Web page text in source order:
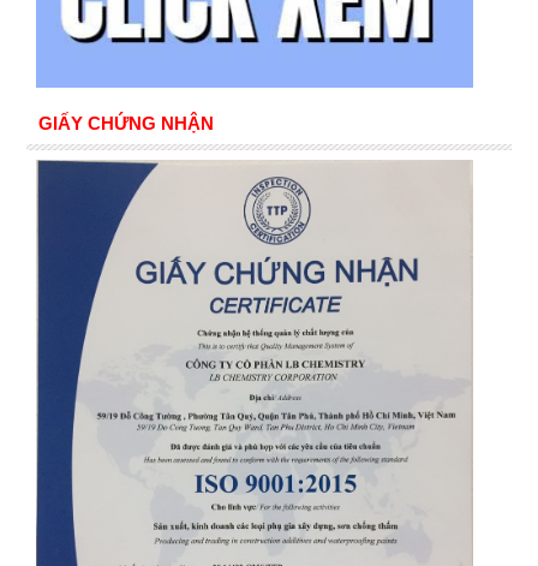
GIẤY CHỨNG NHẬN